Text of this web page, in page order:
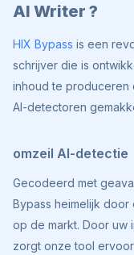
AI Writer ?
HIX Bypass is een
schrijver die is
inhoud te produceren
AI-detectoren
omzeil AI-detectie
Gecodeerd met
Bypass heimelijk
op de markt. Door uw
zorgt onze tool